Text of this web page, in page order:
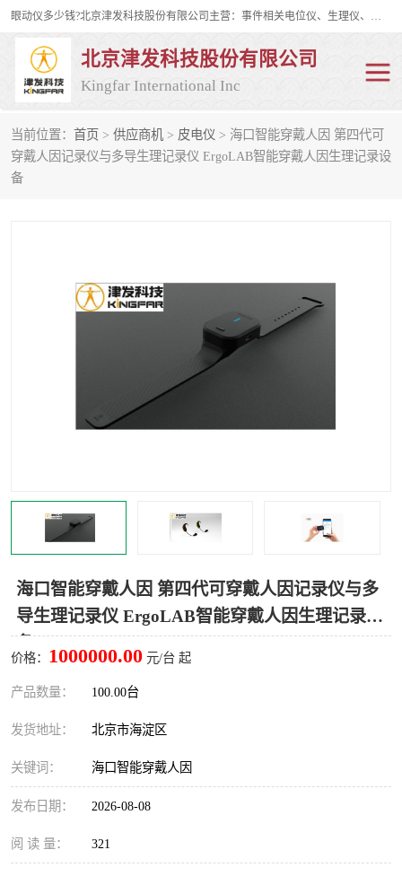
眼动仪多少钱?北京津发科技股份有限公司主营：事件相关电位仪、生理仪、肌电仪、脑电仪、皮电仪、眼动仪；是国家级高新技术企业、科技部认定的科技型中小企业和中关村高新技术企业，具备保密资格，具备自主进出口经营权；自主研发技术、产品与服务荣获多项省部级科学技术奖励、国家发明专利、国家软件著作权和省部级新技术新产品（服务）认证。
北京津发科技股份有限公司
Kingfar International Inc
当前位置： 首页 > 供应商机 > 皮电仪 > 海口智能穿戴人因 第四代可
穿戴人因记录仪与多导生理记录仪 ErgoLAB智能穿戴人因生理记录设
备
海口智能穿戴人因 第四代可穿戴人因记录仪与多
导生理记录仪 ErgoLAB智能穿戴人因生理记录设
价格： 1000000.00 元/台 起
产品数量： 100.00台
发货地址： 北京市海淀区
关键词： 海口智能穿戴人因
发布日期： 2026-08-08
阅 读 量： 321
皮电仪 脑电仪
行为观察与表情分析 动作捕捉与生物力学
人机交互实验室
神经营销与消费行为实验
人机环境同步云平台